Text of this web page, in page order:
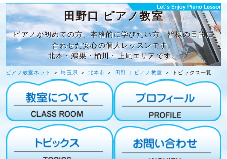
田野口 ピアノ教室
ピアノが初めての方、本格的に学びたい方、皆様の目的に
合わせた安心の個人レッスンです。
北本・鴻巣・桶川・上尾エリアです。
ピアノ教室ネット ＞埼玉県 ＞ 北本市 ＞ 田野口 ピアノ教室 ＞ トピックス一覧